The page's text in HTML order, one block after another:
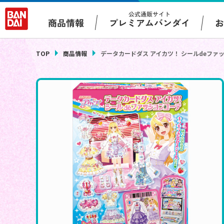
商品情報
公式通販サイト
プレミアムバンダイ
TOP 商品情報 データカードダス アイカツ！ シールdeファ